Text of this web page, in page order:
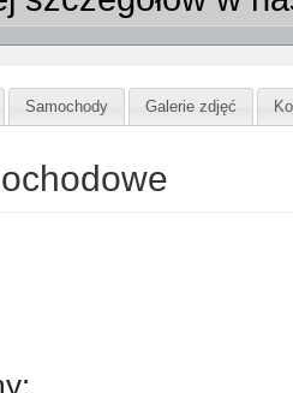
Samochody Galerie zdjęć